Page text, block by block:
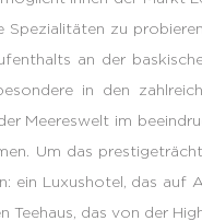
Spezialitäten zu
an der
in den
Meereswelt im
Um das
ein Luxushotel, das auf
Teehaus, das von der